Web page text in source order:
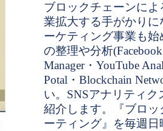
ブロックチェーンに
業拡大する手がかり
ーケティング事業も
の整理や分析
Manager・YouTube
Potal・Blockchain
い。SNSアナリティ
紹介します。『ブロ
ーティング』を毎週